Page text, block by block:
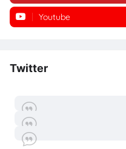
Youtube
Twitter